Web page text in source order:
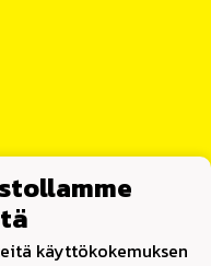
käyttökokemuksen